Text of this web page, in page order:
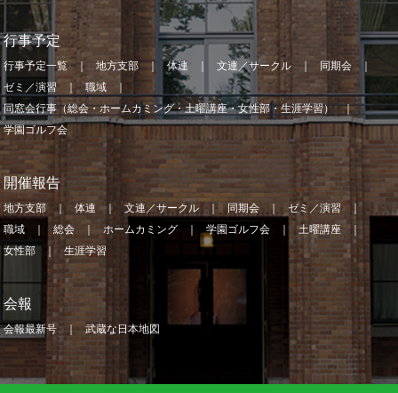
行事予定
行事予定一覧 地方支部 体連 文連／サークル
同期会
ゼミ／演習
職域
同窓会行事（総会・ホームカミング・土曜講座・女性部・生涯学習）
学園ゴルフ会
開催報告
地方支部 体連 文連／サークル 同期会
ゼミ／演習
職域
総会 ホームカミング 学園ゴルフ会
土曜講座
女性部
生涯学習
会報
会報最新号 武蔵な日本地図